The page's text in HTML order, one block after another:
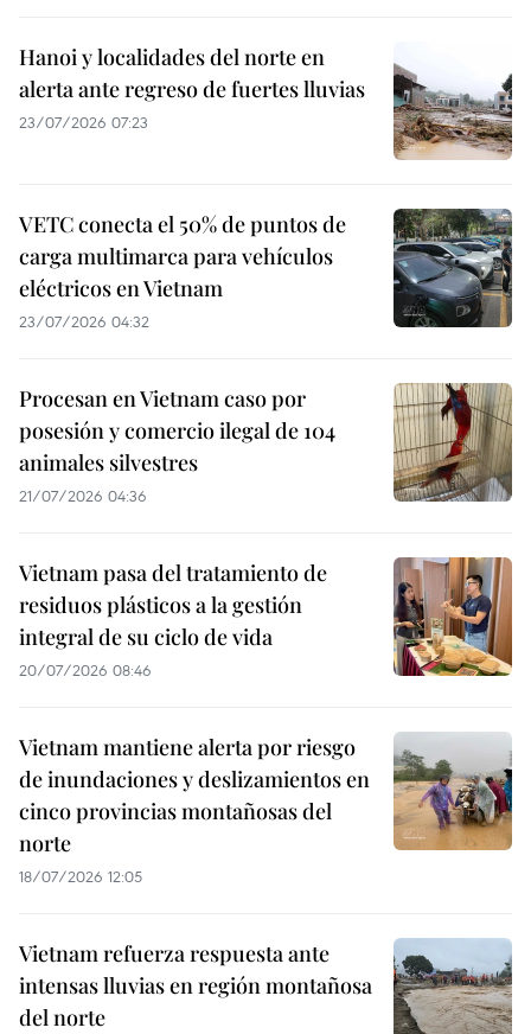
Hanoi y localidades del norte en
alerta ante regreso de fuertes lluvias
23/07/2026 07:23
VETC conecta el 50% de puntos de
carga multimarca para vehículos
eléctricos en Vietnam
23/07/2026 04:32
Procesan en Vietnam caso por
posesión y comercio ilegal de 104
animales silvestres
21/07/2026 04:36
Vietnam pasa del tratamiento de
residuos plásticos a la gestión
integral de su ciclo de vida
20/07/2026 08:46
Vietnam mantiene alerta por riesgo
de inundaciones y deslizamientos en
cinco provincias montañosas del
norte
18/07/2026 12:05
Vietnam refuerza respuesta ante
intensas lluvias en región montañosa
del norte